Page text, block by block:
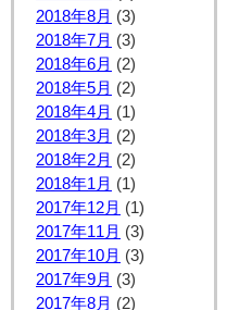
2018年8月 (3)
2018年7月 (3)
2018年6月 (2)
2018年5月 (2)
2018年4月 (1)
2018年3月 (2)
2018年2月 (2)
2018年1月 (1)
2017年12月 (1)
2017年11月 (3)
2017年10月 (3)
2017年9月 (3)
2017年8月 (2)